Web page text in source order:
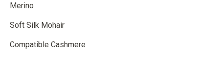
Merino
Soft Silk Mohair
Compatible Cashmere